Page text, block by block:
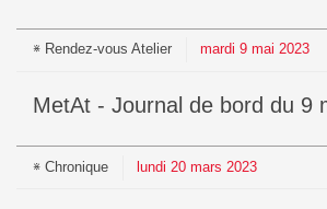
Rendez-vous Atelier mardi 9 mai 2023
MetAt - Journal de bord du 9
Chronique lundi 20 mars 2023